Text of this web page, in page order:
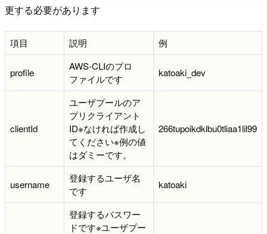
更する必要があります
項目 説明 例
profile
AWS-CLIのプロ
ファイルです
katoaki_dev
clientId
ユーザプールのア
プリクライアント
ID※なければ作成し
てください※例の値
はダミーです。
266tupoikdklbu0tliaa1lil99
username
登録するユーザ名
です
katoaki
登録するパスワー
ドです※ユーザプー